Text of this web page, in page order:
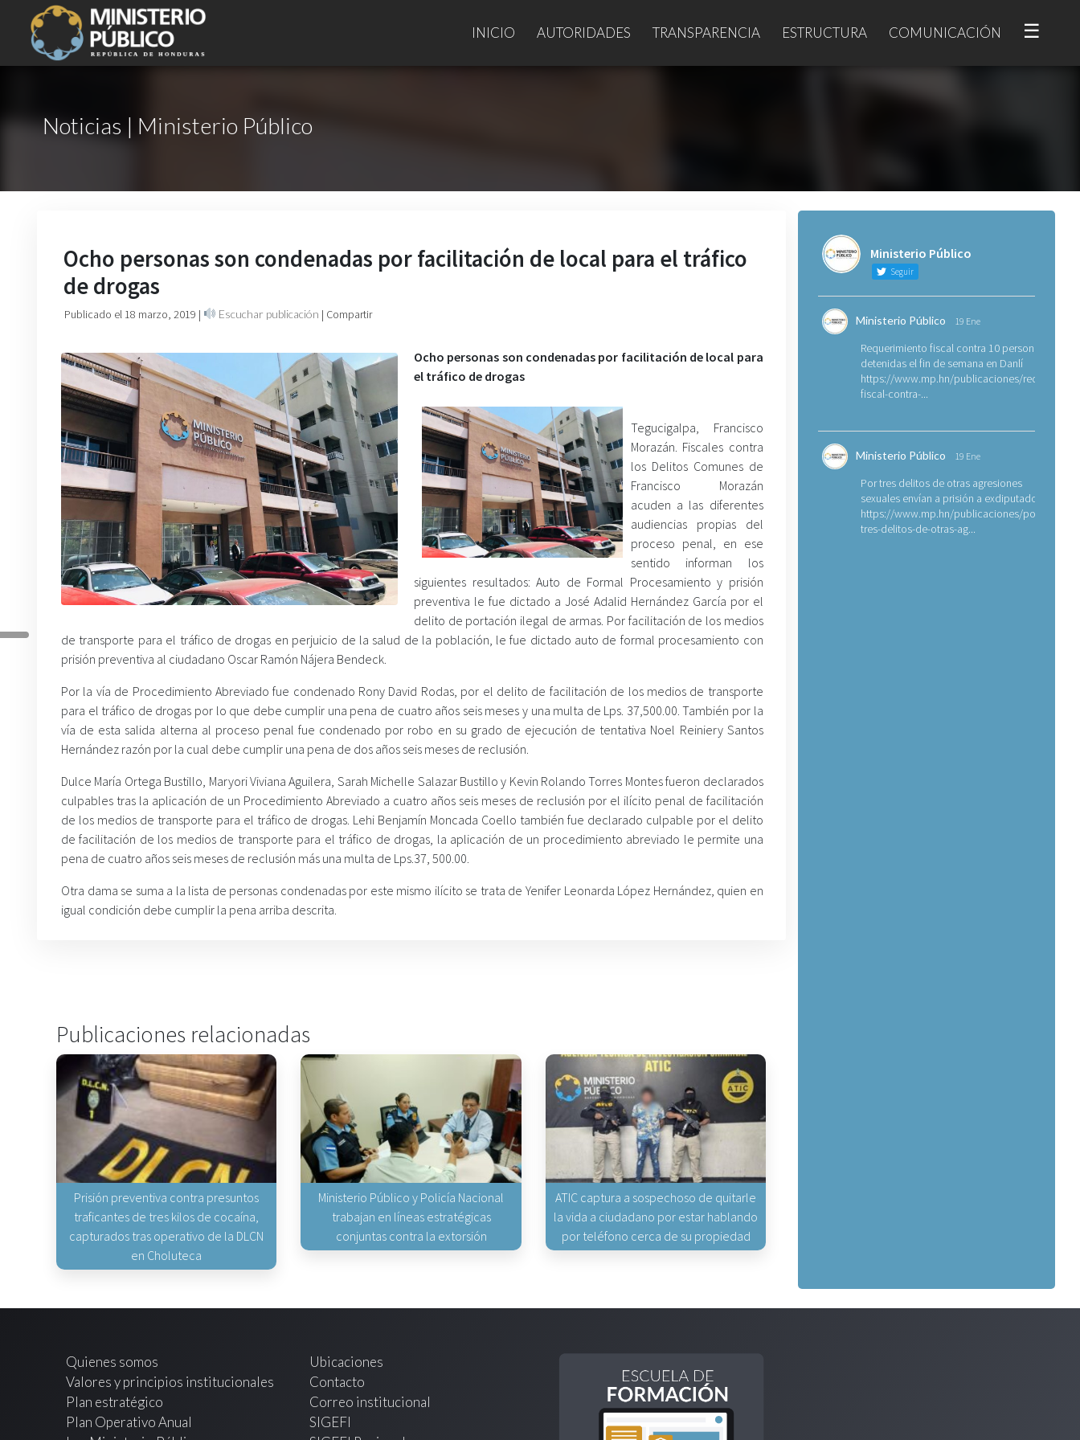
INICIO AUTORIDADES TRANSPARENCIA ESTRUCTURA COMUNICACIÓN ☰
Noticias | Ministerio Público
Ocho personas son condenadas por facilitación de local para el tráfico
de drogas
Publicado el 18 marzo, 2019 | Escuchar publicación | Compartir
Ocho personas son condenadas por facilitación de local para
el tráfico de drogas
Tegucigalpa, Francisco
Morazán. Fiscales contra
los Delitos Comunes de
Francisco Morazán
acuden a las diferentes
audiencias propias del
proceso penal, en ese
sentido informan los
siguientes resultados: Auto de Formal Procesamiento y prisión
preventiva le fue dictado a José Adalid Hernández García por el
delito de portación ilegal de armas. Por facilitación de los medios
de transporte para el tráfico de drogas en perjuicio de la salud de la población, le fue dictado auto de formal procesamiento con
prisión preventiva al ciudadano Oscar Ramón Nájera Bendeck.
Por la vía de Procedimiento Abreviado fue condenado Rony David Rodas, por el delito de facilitación de los medios de transporte
para el tráfico de drogas por lo que debe cumplir una pena de cuatro años seis meses y una multa de Lps. 37,500.00. También por la
vía de esta salida alterna al proceso penal fue condenado por robo en su grado de ejecución de tentativa Noel Reiniery Santos
Hernández razón por la cual debe cumplir una pena de dos años seis meses de reclusión.
Dulce María Ortega Bustillo, Maryori Viviana Aguilera, Sarah Michelle Salazar Bustillo y Kevin Rolando Torres Montes fueron declarados
culpables tras la aplicación de un Procedimiento Abreviado a cuatro años seis meses de reclusión por el ilícito penal de facilitación
de los medios de transporte para el tráfico de drogas. Lehi Benjamín Moncada Coello también fue declarado culpable por el delito
de facilitación de los medios de transporte para el tráfico de drogas, la aplicación de un procedimiento abreviado le permite una
pena de cuatro años seis meses de reclusión más una multa de Lps.37, 500.00.
Otra dama se suma a la lista de personas condenadas por este mismo ilícito se trata de Yenifer Leonarda López Hernández, quien en
igual condición debe cumplir la pena arriba descrita.
Publicaciones relacionadas
Prisión preventiva contra presuntos
traficantes de tres kilos de cocaína,
capturados tras operativo de la DLCN
en Choluteca
Ministerio Público y Policía Nacional
trabajan en líneas estratégicas
conjuntas contra la extorsión
ATIC captura a sospechoso de quitarle
la vida a ciudadano por estar hablando
por teléfono cerca de su propiedad
Ministerio Público
Seguir
Ministerio Público 19 Ene
Requerimiento fiscal contra 10 personas
detenidas el fin de semana en Danlí
https://www.mp.hn/publicaciones/
fiscal-contra-...
Ministerio Público 19 Ene
Por tres delitos de otras agresiones
sexuales envían a prisión a exdiputado
https://www.mp.hn/publicaciones/por-
tres-delitos-de-otras-ag...
Quienes somos
Valores y principios institucionales
Plan estratégico
Plan Operativo Anual
Ubicaciones
Contacto
Correo institucional
SIGEFI